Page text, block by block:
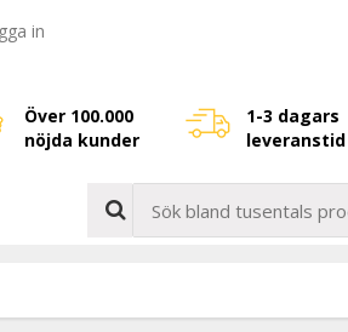
in
Över 100.000
nöjda kunder
1-3 dagars
leveranstid